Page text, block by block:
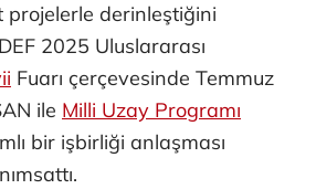
projelerle derinleştiğini
2025 Uluslararası
Fuarı çerçevesinde Temmuz
ile Milli Uzay Programı
bir işbirliği anlaşması